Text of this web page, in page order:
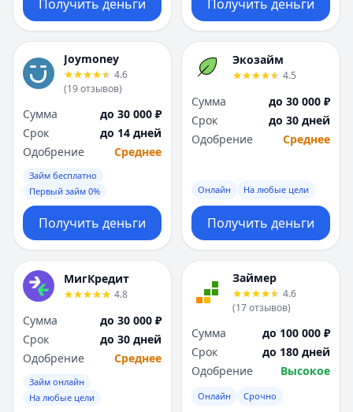
Получить деньги Получить деньги
Joymoney
4.6
(19отзывов)
Сумма
до 30 000 ₽
Срок
до 14 дней
Одобрение
Среднее
Займ бесплатно
Первый займ 0%
Получить деньги
Экозайм
4.5
Сумма
до 30 000 ₽
Срок
до 30 дней
Одобрение
Среднее
Онлайн На любые цели
Получить деньги
МигКредит
4.8
Сумма
до 30 000 ₽
Срок
до 30 дней
Одобрение
Среднее
Займ онлайн
На любые цели
Займер
4.6
(17отзывов)
Сумма
до 100 000 ₽
Срок
до 180 дней
Одобрение
Высокое
Онлайн Срочно